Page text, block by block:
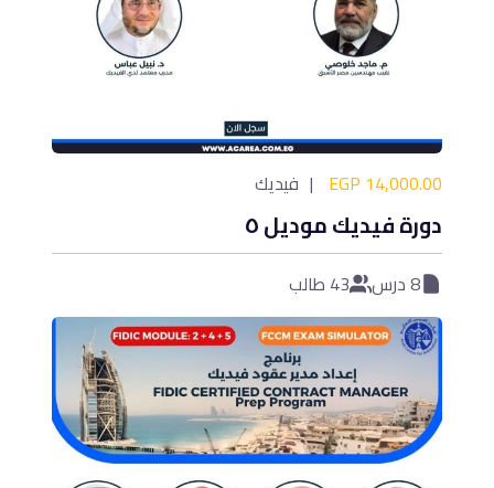
14,000.00 EGP فيديك
دورة فيديك موديل ٥
8 درس 43 طالب